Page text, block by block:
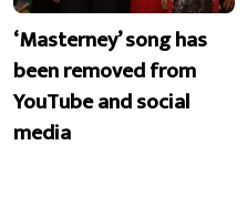
‘Masterney’ song has
been removed from
YouTube and social
media